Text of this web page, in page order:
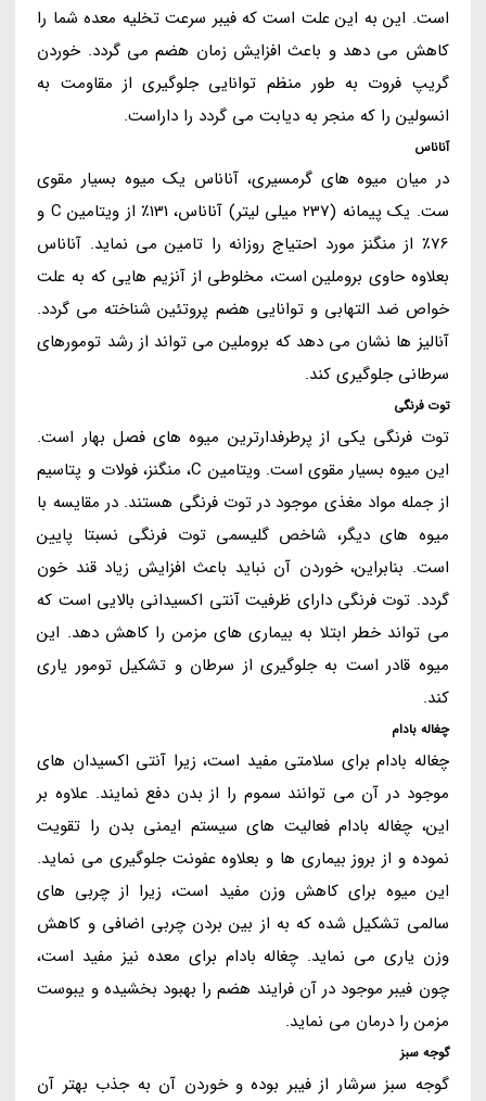
است. این به این علت است که فیبر سرعت تخلیه معده شما را
کاهش می دهد و باعث افزایش زمان هضم می گردد. خوردن
گریپ فروت به طور منظم توانایی جلوگیری از مقاومت به
انسولین را که منجر به دیابت می گردد را داراست.
آناناس
در میان میوه های گرمسیری، آناناس یک میوه بسیار مقوی
ست. یک پیمانه (237 میلی لیتر) آناناس، 131٪ از ویتامین C و
76٪ از منگنز مورد احتیاج روزانه را تامین می نماید. آناناس
بعلاوه حاوی بروملین است، مخلوطی از آنزیم هایی که به علت
خواص ضد التهابی و توانایی هضم پروتئین شناخته می گردد.
آنالیز ها نشان می دهد که بروملین می تواند از رشد تومورهای
سرطانی جلوگیری کند.
توت فرنگی
توت فرنگی یکی از پرطرفدارترین میوه های فصل بهار است.
این میوه بسیار مقوی است. ویتامین C، منگنز، فولات و پتاسیم
از جمله مواد مغذی موجود در توت فرنگی هستند. در مقایسه با
میوه های دیگر، شاخص گلیسمی توت فرنگی نسبتا پایین
است. بنابراین، خوردن آن نباید باعث افزایش زیاد قند خون
گردد. توت فرنگی دارای ظرفیت آنتی اکسیدانی بالایی است که
می تواند خطر ابتلا به بیماری های مزمن را کاهش دهد. این
میوه قادر است به جلوگیری از سرطان و تشکیل تومور یاری
کند.
چغاله بادام
چغاله بادام برای سلامتی مفید است، زیرا آنتی اکسیدان های
موجود در آن می توانند سموم را از بدن دفع نمایند. علاوه بر
این، چغاله بادام فعالیت های سیستم ایمنی بدن را تقویت
نموده و از بروز بیماری ها و بعلاوه عفونت جلوگیری می نماید.
این میوه برای کاهش وزن مفید است، زیرا از چربی های
سالمی تشکیل شده که به از بین بردن چربی اضافی و کاهش
وزن یاری می نماید. چغاله بادام برای معده نیز مفید است،
چون فیبر موجود در آن فرایند هضم را بهبود بخشیده و یبوست
مزمن را درمان می نماید.
گوجه سبز
گوجه سبز سرشار از فیبر بوده و خوردن آن به جذب بهتر آن